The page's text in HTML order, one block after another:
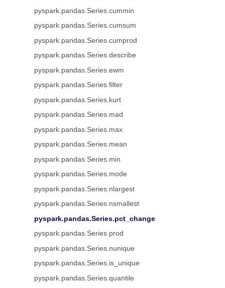
pyspark.pandas.Series.cummin
pyspark.pandas.Series.cumsum
pyspark.pandas.Series.cumprod
pyspark.pandas.Series.describe
pyspark.pandas.Series.ewm
pyspark.pandas.Series.filter
pyspark.pandas.Series.kurt
pyspark.pandas.Series.mad
pyspark.pandas.Series.max
pyspark.pandas.Series.mean
pyspark.pandas.Series.min
pyspark.pandas.Series.mode
pyspark.pandas.Series.nlargest
pyspark.pandas.Series.nsmallest
pyspark.pandas.Series.pct_change
pyspark.pandas.Series.prod
pyspark.pandas.Series.nunique
pyspark.pandas.Series.is_unique
pyspark.pandas.Series.quantile